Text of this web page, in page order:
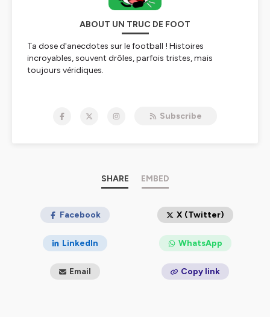
ABOUT UN TRUC DE FOOT
Ta dose d'anecdotes sur le football ! Histoires
incroyables, souvent drôles, parfois tristes, mais
toujours véridiques.
Subscribe
SHARE EMBED
Facebook X (Twitter)
LinkedIn WhatsApp
Email Copy link